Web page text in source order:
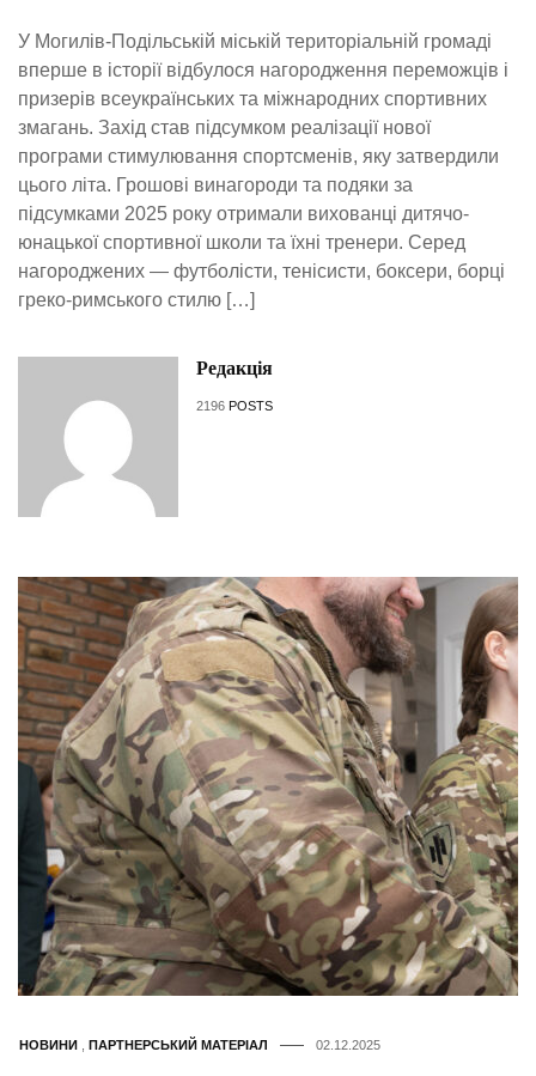
У Могилів-Подільській міській територіальній громаді
вперше в історії відбулося нагородження переможців і
призерів всеукраїнських та міжнародних спортивних
змагань. Захід став підсумком реалізації нової
програми стимулювання спортсменів, яку затвердили
цього літа. Грошові винагороди та подяки за
підсумками 2025 року отримали вихованці дитячо-
юнацької спортивної школи та їхні тренери. Серед
нагороджених — футболісти, тенісисти, боксери, борці
греко-римського стилю […]
Редакція
2196 POSTS
НОВИНИ ПАРТНЕРСЬКИЙ МАТЕРІАЛ 02.12.2025